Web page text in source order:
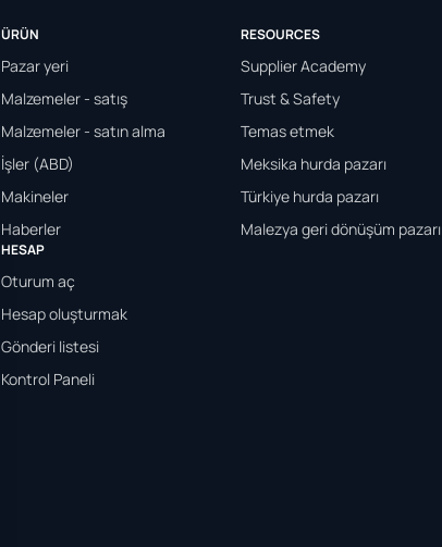
ÜRÜN
Pazar yeri
Malzemeler - satış
Malzemeler - satın alma
İşler (ABD)
Makineler
Haberler
RESOURCES
Supplier Academy
Trust & Safety
Temas etmek
Meksika hurda pazarı
Türkiye hurda pazarı
Malezya geri dönüşüm pazarı
HESAP
Oturum aç
Hesap oluşturmak
Gönderi listesi
Kontrol Paneli